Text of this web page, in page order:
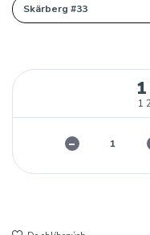
1